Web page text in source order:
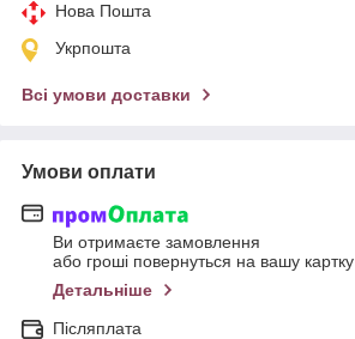
Нова Пошта
Укрпошта
Всі умови доставки
Умови оплати
Ви отримаєте замовлення
або гроші повернуться на вашу картку
Детальніше
Післяплата